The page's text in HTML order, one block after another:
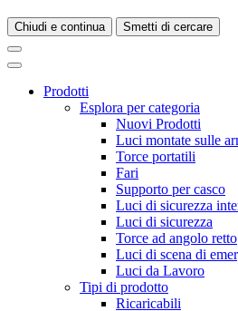
Chiudi e continua Smetti di cercare
Prodotti
Esplora per categoria
Nuovi Prodotti
Luci montate sulle
Torce portatili
Fari
Supporto per casco
Luci di sicurezza
Luci di sicurezza
Torce ad angolo retto
Luci di scena di
Luci da Lavoro
Tipi di prodotto
Ricaricabili